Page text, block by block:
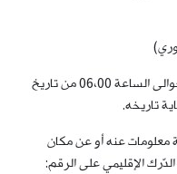
الذي غادر مكان إقامته الكائن في البدّاوي حوالى الساعة 06،00 من تاريخ
معلومات عنه أو عن مكان
الإقليمي على الرقم: